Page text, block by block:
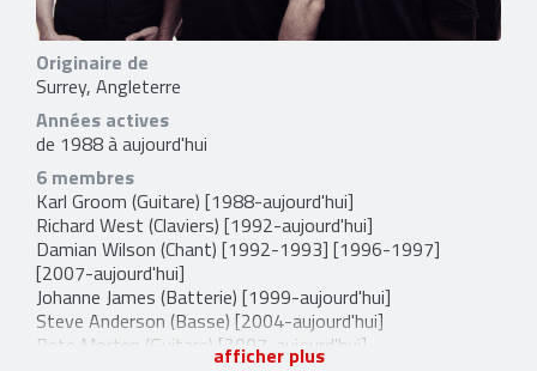
Originaire de
Surrey, Angleterre
Années actives
de 1988 à aujourd'hui
6 membres
Karl Groom (Guitare) [1988-aujourd'hui]
Richard West (Claviers) [1992-aujourd'hui]
Damian Wilson (Chant) [1992-1993] [1996-1997]
[2007-aujourd'hui]
Johanne James (Batterie) [1999-aujourd'hui]
Steve Anderson (Basse) [2004-aujourd'hui]
Pete Morten
(Guitare) [2007-aujourd'hui]
afficher plus